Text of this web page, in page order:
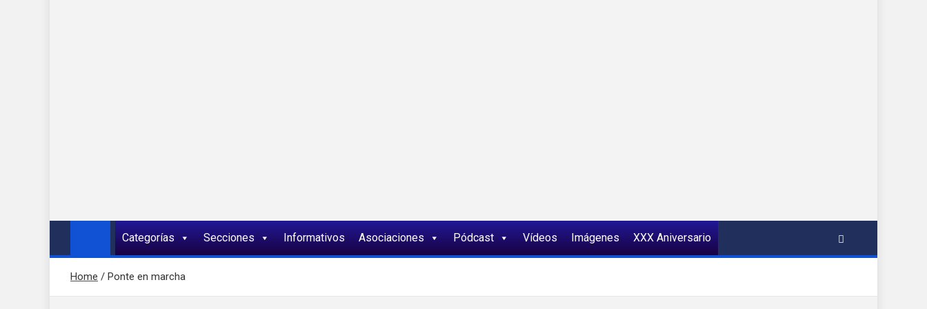
Categorías Secciones Informativos Asociaciones Pódcast Vídeos Imágenes XXX Aniversario
Home Ponte en marcha